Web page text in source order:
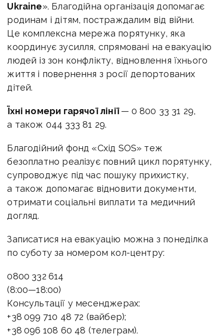
Ukraine». Благодійна організація допомагає
родинам і дітям, постраждалим від війни.
Це комплексна мережа порятунку, яка
координує зусилля, спрямовані на евакуацію
людей із зон конфлікту, відновлення їхнього
життя і повернення з росії депортованих
дітей.
Їхні номери гарячої лінії— 0 800 33 31 29,
а також 044 333 81 29.
Благодійний фонд «Схід SOS» теж
безоплатно реалізує повний цикл порятунку,
супроводжує під час пошуку прихистку,
а також допомагає відновити документи,
отримати соціальні виплати та медичний
догляд.
Записатися на евакуацію можна з понеділка
по суботу за номером кол-центру:
0800 332 614
(8:00—18:00)
Консультації у месенджерах:
+38 099 710 48 72 (вайбер);
+38 096 108 60 48 (телеграм).